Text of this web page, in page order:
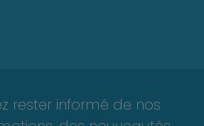
rester informé de nos